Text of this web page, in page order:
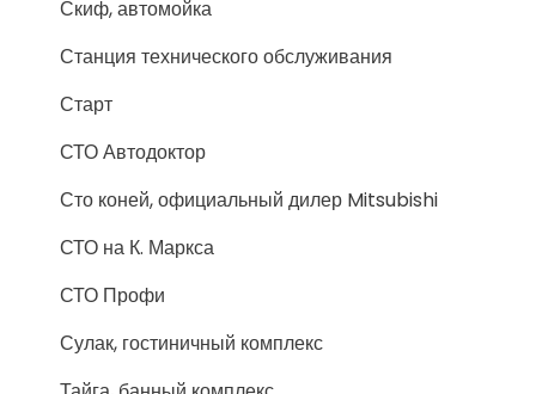
Скиф, автомойка
Станция технического обслуживания
Старт
СТО Автодоктор
Сто коней, официальный дилер Mitsubishi
СТО на К. Маркса
СТО Профи
Сулак, гостиничный комплекс